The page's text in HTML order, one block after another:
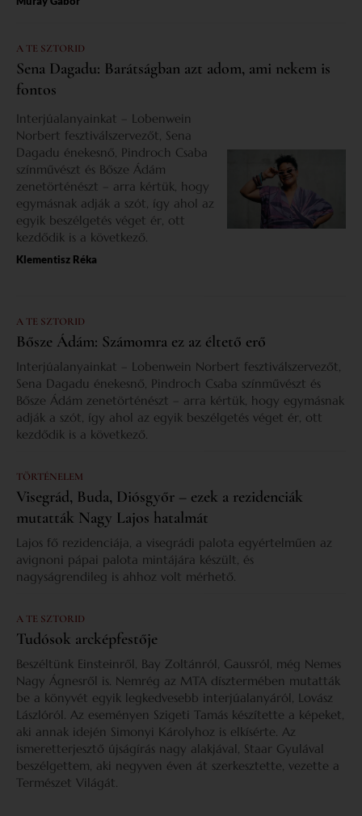
A TE SZTORID
Sena Dagadu: Barátságban azt adom, ami nekem is
fontos
Interjúalanyainkat – Lobenwein
Norbert fesztiválszervezőt, Sena
Dagadu énekesnő, Pindroch Csaba
színművészt és Bősze Ádám
zenetörténészt – arra kértük, hogy
egymásnak adják a szót, így ahol az
egyik beszélgetés véget ér, ott
kezdődik is a következő.
Klementisz Réka
A TE SZTORID
Bősze Ádám: Számomra ez az éltető erő
Interjúalanyainkat – Lobenwein Norbert fesztiválszervezőt,
Sena Dagadu énekesnő, Pindroch Csaba színművészt és
Bősze Ádám zenetörténészt – arra kértük, hogy egymásnak
adják a szót, így ahol az egyik beszélgetés véget ér, ott
kezdődik is a következő.
TÖRTÉNELEM
Visegrád, Buda, Diósgyőr – ezek a rezidenciák
mutatták Nagy Lajos hatalmát
Lajos fő rezidenciája, a visegrádi palota egyértelműen az
avignoni pápai palota mintájára készült, és
nagyságrendileg is ahhoz volt mérhető.
A TE SZTORID
Tudósok arcképfestője
Beszéltünk Einsteinről, Bay Zoltánról, Gaussról, még Nemes
Nagy Ágnesről is. Nemrég az MTA dísztermében mutatták
be a könyvét egyik legkedvesebb interjúalanyáról, Lovász
Lászlóról. Az eseményen Szigeti Tamás készítette a képeket,
aki annak idején Simonyi Károlyhoz is elkísérte. Az
ismeretterjesztő újságírás nagy alakjával, Staar Gyulával
beszélgettem, aki negyven éven át szerkesztette, vezette a
Természet Világát.